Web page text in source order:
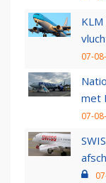
07-
met
07-